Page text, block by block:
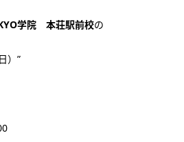
学院 本荘駅前校の
）”